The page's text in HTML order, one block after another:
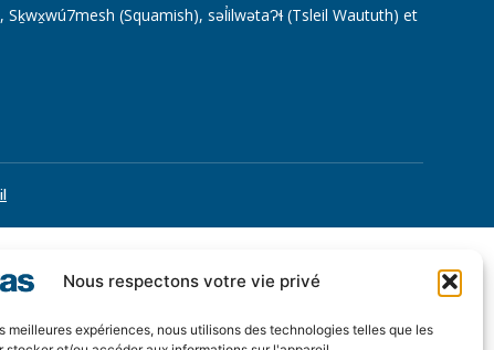
Nous respectons votre vie privé
meilleures expériences, nous utilisons des technologies telles que les
(Squamish), səl̓ilwətaɁɬ (Tsleil Waututh) et